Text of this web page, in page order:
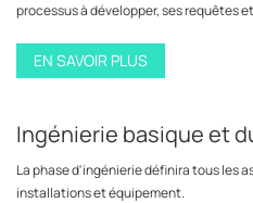
processus à développer, ses requêtes
EN SAVOIR PLUS
Ingénierie basique et
La phase d'ingénierie définira tous les
installations et équipement.